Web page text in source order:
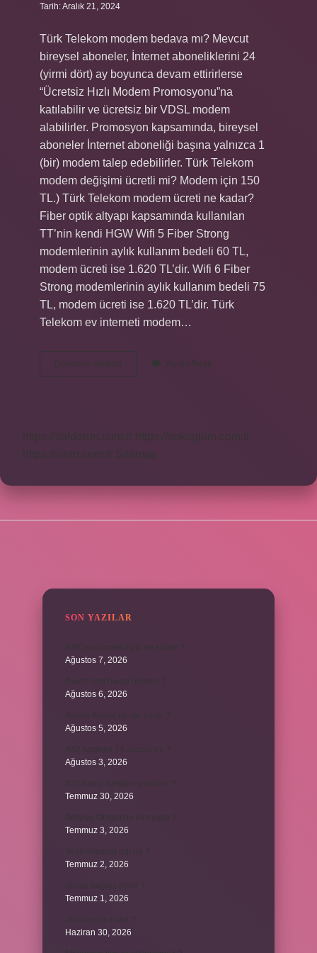
Tarih: Aralık 21, 2024
Türk Telekom modem bedava mı? Mevcut
bireysel aboneler, İnternet aboneliklerini 24
(yirmi dört) ay boyunca devam ettirirlerse
“Ücretsiz Hızlı Modem Promosyonu”na
katılabilir ve ücretsiz bir VDSL modem
alabilirler. Promosyon kapsamında, bireysel
aboneler İnternet aboneliği başına yalnızca 1
(bir) modem talep edebilirler. Türk Telekom
modem değişimi ücretli mi? Modem için 150
TL.) Türk Telekom modem ücreti ne kadar?
Fiber optik altyapı kapsamında kullanılan
TT’nin kendi HGW Wifi 5 Fiber Strong
modemlerinin aylık kullanım bedeli 60 TL,
modem ücreti ise 1.620 TL’dir. Wifi 6 Fiber
Strong modemlerinin aylık kullanım bedeli 75
TL, modem ücreti ise 1.620 TL’dir. Türk
Telekom ev interneti modem…
Devamını okuyun
Telekom
Yorum Bırak
https://safderun.com.tr
https://sokoglam.com.tr
https://sinto.com.tr
Sitemap
SON YAZILAR
Ağustos 7, 2026
Ağustos 6, 2026
Ağustos 5, 2026
Ağustos 3, 2026
Temmuz 30, 2026
Temmuz 3, 2026
Temmuz 2, 2026
Temmuz 1, 2026
Haziran 30, 2026